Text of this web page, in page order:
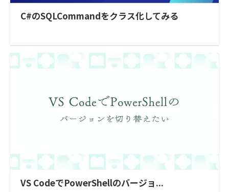
C#のSQLCommandをクラス化してみる
VS CodeでPowerShellのバージョ...